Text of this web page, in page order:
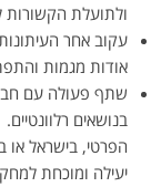
ולתועלת הקשורות
עקוב אחר
אודות מגמות
שתף פעולה עם
בנושאים
הפרטי, בישראל או
יעילה ומוכחת